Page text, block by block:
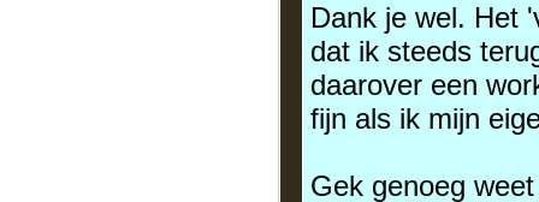
Dank je wel. Het
dat ik steeds
daarover een
fijn als ik mijn
Gek genoeg